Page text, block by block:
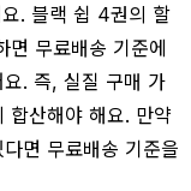
. 블랙 쉽 4권의 할
무료배송 기준에
. 즉, 실질 구매 가
합산해야 해요. 만약
면 무료배송 기준을